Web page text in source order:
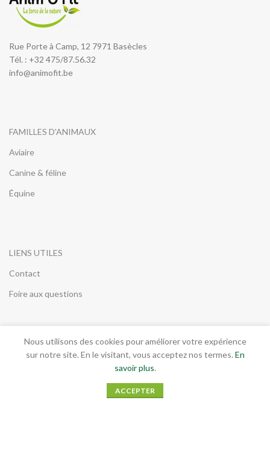
Rue Porte à Camp, 12 7971 Basècles
Tél. : +32 475/87.56.32
info@animofit.be
FAMILLES D'ANIMAUX
Aviaire
Canine & féline
Équine
LIENS UTILES
Contact
Foire aux questions
INFORMATIONS LEGALES
Conditions générales de vente
Nous utilisons des cookies pour améliorer votre expérience
sur notre site. En le visitant, vous acceptez nos termes. En
savoir plus.
ACCEPTER